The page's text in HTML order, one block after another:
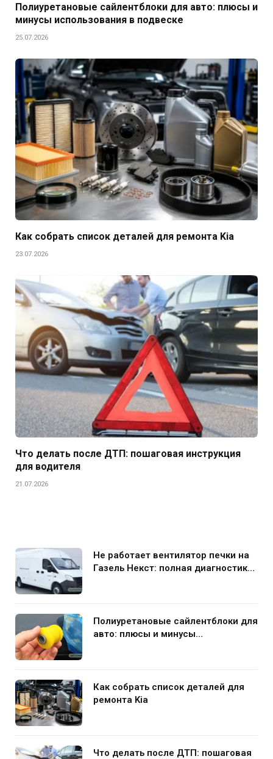
Полиуретановые сайлентблоки для авто: плюсы и
минусы использования в подвеске
25.07.2026
Как собрать список деталей для ремонта Kia
23.07.2026
Что делать после ДТП: пошаговая инструкция
для водителя
21.07.2026
Не работает вентилятор печки на
Газель Некст: полная диагностика
Полиуретановые сайлентблоки для
авто: плюсы и минусы
Как собрать список деталей для
ремонта Kia
Что делать после ДТП: пошаговая